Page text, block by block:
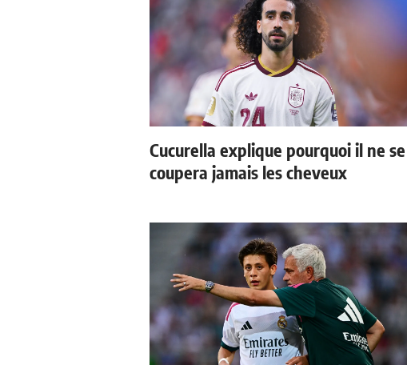
Cucurella explique pourquoi il ne se
coupera jamais les cheveux